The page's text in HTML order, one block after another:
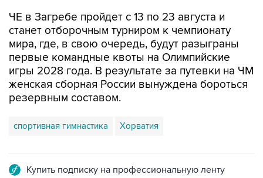
ЧЕ в Загребе пройдет с 13 по 23 августа и
станет отборочным турниром к чемпионату
мира, где, в свою очередь, будут разыграны
первые командные квоты на Олимпийские
игры 2028 года. В результате за путевки на ЧМ
женская сборная России вынуждена бороться
резервным составом.
спортивная гимнастика Хорватия
Купить подписку на профессиональную ленту